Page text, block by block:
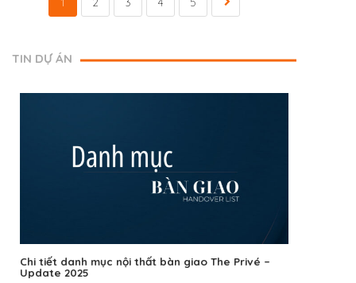
TIN DỰ ÁN
Chi tiết danh mục nội thất bàn giao The Privé –
Update 2025